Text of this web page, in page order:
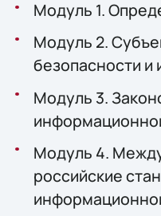
Модуль 1.
Модуль 2.
безопасности и
Модуль 3.
Модуль 4.
российские